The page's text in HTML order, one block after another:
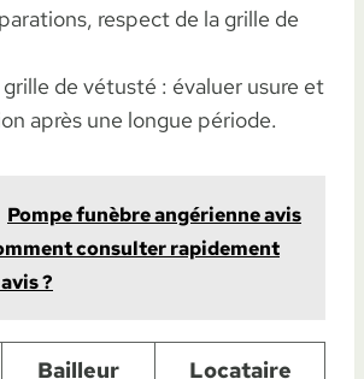
respect de la grille de
grille de vétusté : évaluer usure et
après une longue période.
Pompe funèbre angérienne avis
consulter rapidement
?
Bailleur Locataire